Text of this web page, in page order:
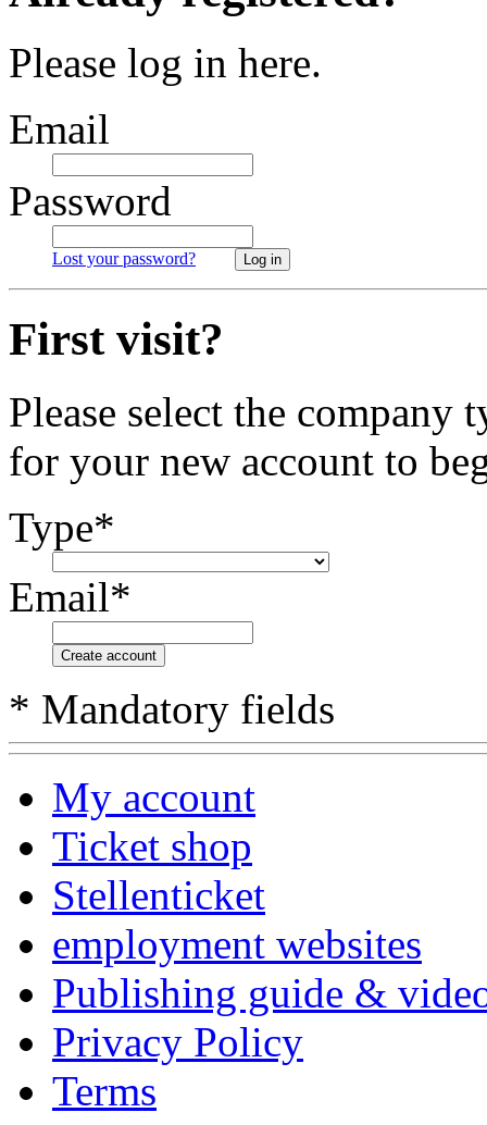
Please log in here.
Email
Password
Lost your password? Log in
First visit?
Please select the company
for your new account to
Type*
Email*
Create account
* Mandatory fields
My account
Ticket shop
Stellenticket
employment websites
Publishing guide &
Privacy Policy
Terms